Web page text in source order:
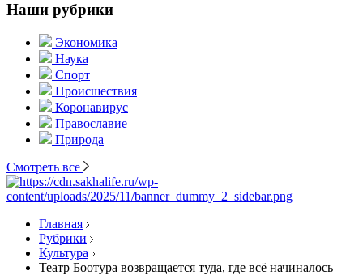
Наши рубрики
Экономика
Наука
Спорт
Происшествия
Коронавирус
Православие
Природа
Смотреть все
Главная
Рубрики
Культура
Театр Боотура возвращается туда, где всё начиналось